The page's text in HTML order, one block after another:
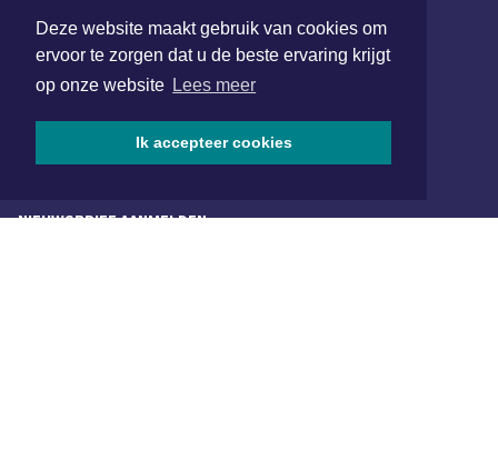
Deze website maakt gebruik van cookies om
ervoor te zorgen dat u de beste ervaring krijgt
op onze website Lees meer
Ik accepteer cookies
072 8200 600
redactie@xyto.nl
www.xyto.nl
NIEUWSBRIEF AANMELDEN